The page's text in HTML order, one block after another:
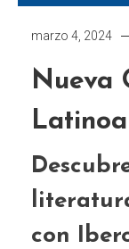
marzo 4, 2024
Nueva
con